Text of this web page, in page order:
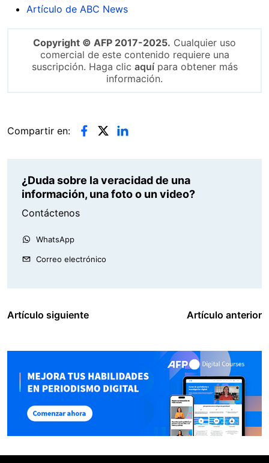
Artículo de ABC News
Copyright © AFP 2017-2025. Cualquier uso
comercial de este contenido requiere una
suscripción. Haga clic aquípara obtener más
información.
Compartir en:
¿Duda sobre la veracidad de una
información, una foto o un video?
Contáctenos
WhatsApp
Correo electrónico
Artículo siguiente Artículo anterior